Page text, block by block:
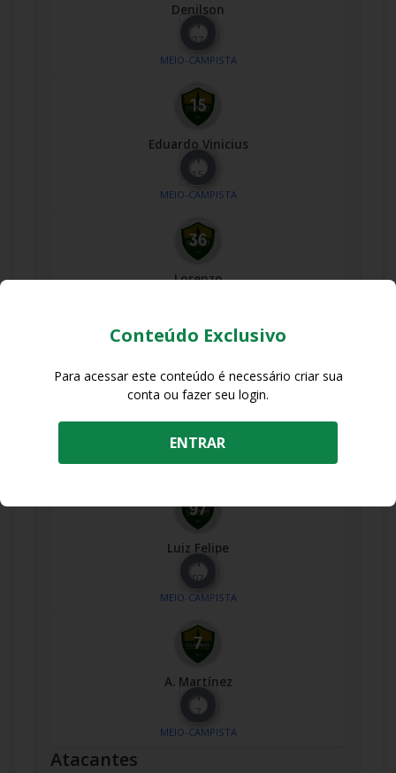
Denilson
Nº
27
MEIO-CAMPISTA
Eduardo Vinicius
Nº
15
MEIO-CAMPISTA
Lorenzo
MEIO-CAMPISTA
30
MEIO-CAMPISTA
Luiz Felipe
Nº
97
MEIO-CAMPISTA
A. Martínez
Nº
7
MEIO-CAMPISTA
Atacantes
Conteúdo Exclusivo
Para acessar este conteúdo é necessário criar sua
conta ou fazer seu login.
ENTRAR